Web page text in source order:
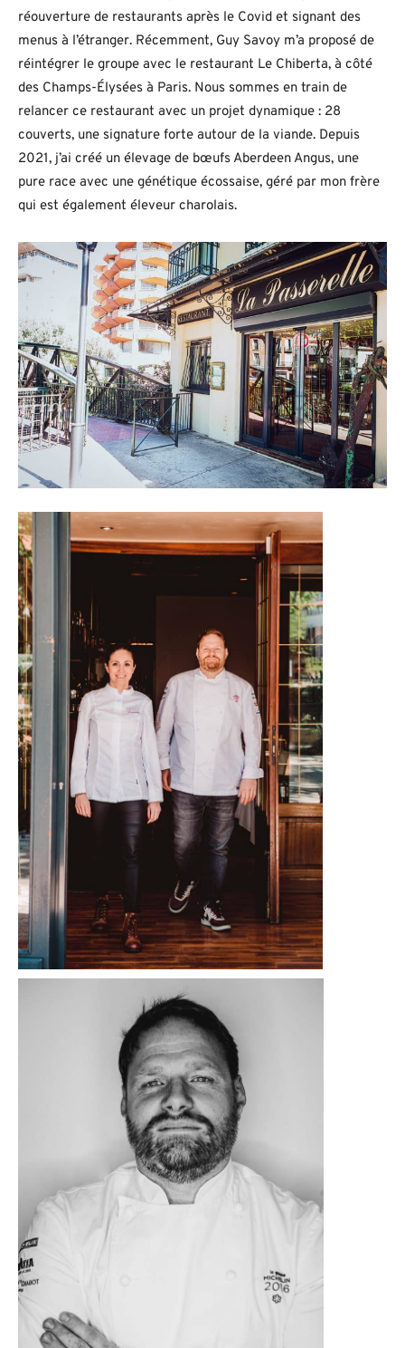
réouverture de restaurants après le Covid et signant des
menus à l’étranger. Récemment, Guy Savoy m’a proposé de
réintégrer le groupe avec le restaurant Le Chiberta, à côté
des Champs-Élysées à Paris. Nous sommes en train de
relancer ce restaurant avec un projet dynamique : 28
couverts, une signature forte autour de la viande. Depuis
2021, j’ai créé un élevage de bœufs Aberdeen Angus, une
pure race avec une génétique écossaise, géré par mon frère
qui est également éleveur charolais.